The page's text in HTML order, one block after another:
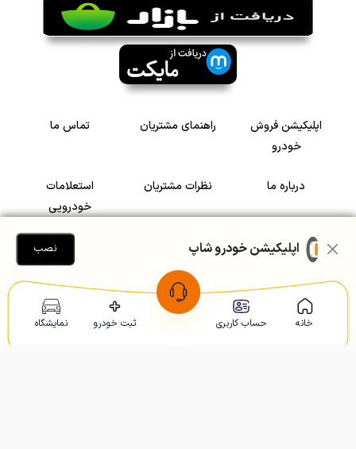
خانه حساب کاربری ثبت خودرو نمایشگاه
اپلیکیشن فروش
خودرو
راهنمای مشتریان تماس ما
درباره ما نظرات مشتریان
استعلامات
خودرویی
سرمایه گذاری در
رضایت مشتریان
Copyright © 2005-2026 Khodroshop.ir
اپلیکیشن خودرو شاپ نصب